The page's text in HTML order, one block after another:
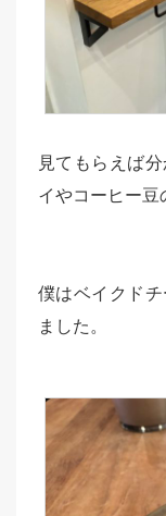
見てもらえば
イやコーヒー豆
僕はベイクド
ました。